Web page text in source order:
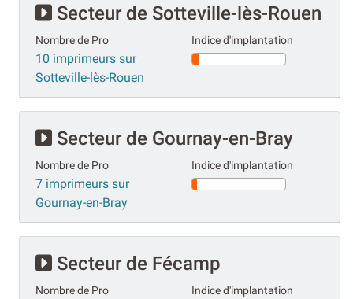
Secteur de Sotteville-lès-Rouen
Nombre de Pro
10 imprimeurs sur
Sotteville-lès-Rouen
Indice d'implantation
Secteur de Gournay-en-Bray
Nombre de Pro
7 imprimeurs sur
Gournay-en-Bray
Indice d'implantation
Secteur de Fécamp
Nombre de Pro Indice d'implantation